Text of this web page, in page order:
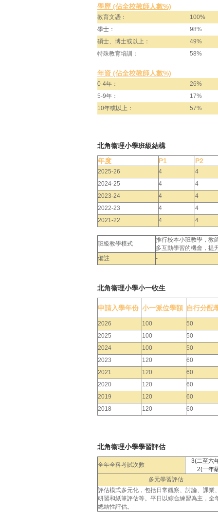
學歷 (佔全校教師人數%)
教育文憑：
100%
學士：
98%
碩士、博士或以上：
49%
特殊教育培訓：
58%
年資 (佔全校教師人數%)
0-4年：
26%
5-9年：
17%
10年或以上：
57%
北角衞理小學班級結構
年度
P1 P2
2025-26 4
4
2024-25
4
4
2023-24
4
4
2022-23
4
4
2021-22
4 4
班級教學模式
推行校本小班教學，教
多互動學習的機會，提
備註
-
北角衞理小學小一收生
申請入學年份 小一派位學額 自行分配
2026 100
50
2025
100
50
2024
100
50
2023
120
60
2021
120
60
2020
120
60
2019
120
60
2018
120 60
北角衞理小學學習評估
全年全科考試次數
3(二至六
2(一年
多元學習評估
評估模式多元化，包括日常觀察、討論、課業
研習和紙筆評估等。平日以綜合練習為主，全
總結性評估。